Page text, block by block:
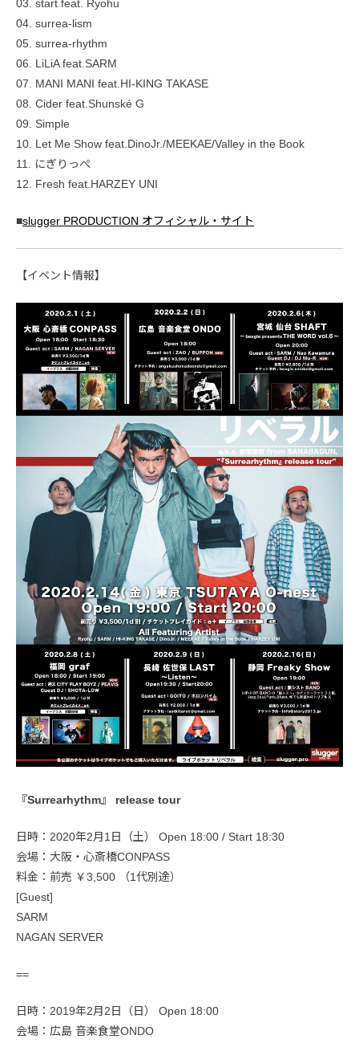
03. start feat. Ryohu
04. surrea-lism
05. surrea-rhythm
06. LiLiA feat.SARM
07. MANI MANI feat.HI-KING TAKASE
08. Cider feat.Shunské G
09. Simple
10. Let Me Show feat.DinoJr./MEEKAE/Valley in the Book
11. にぎりっぺ
12. Fresh feat.HARZEY UNI
■slugger PRODUCTION オフィシャル・サイト
【イベント情報】
『Surrearhythm』 release tour
日時：2020年2月1日（土） Open 18:00 / Start 18:30
会場：大阪・心斎橋CONPASS
料金：前売 ￥3,500 （1代別途）
[Guest]
SARM
NAGAN SERVER
==
日時：2019年2月2日（日） Open 18:00
会場：広島 音楽食堂ONDO